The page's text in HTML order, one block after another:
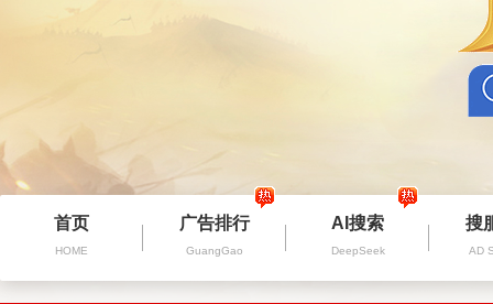
首页
HOME
广告排行
GuangGao
AI搜索
DeepSeek
搜
AD